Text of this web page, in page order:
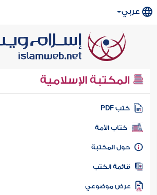
عربي
المكتبة الإسلامية
كتب PDF
كتاب الأمة
المكتبة
الكتب